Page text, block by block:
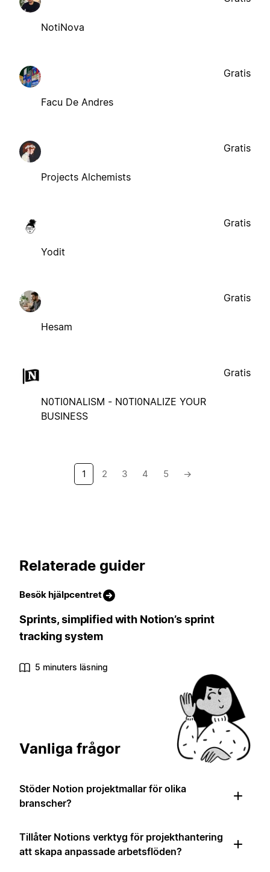
NotiNova
Facu De Andres
Gratis
Projects Alchemists
Gratis
Yodit
Gratis
Hesam
Gratis
N0TI0NALISM - N0TI0NALIZE YOUR
BUSINESS
Gratis
1 2 3 4 5 →
Relaterade guider
Besök hjälpcentret
Sprints, simplified with Notion’s sprint
tracking system
5 minuters läsning
Vanliga frågor
Stöder Notion projektmallar för olika
branscher?
Tillåter Notions verktyg för projekthantering
att skapa anpassade arbetsflöden?